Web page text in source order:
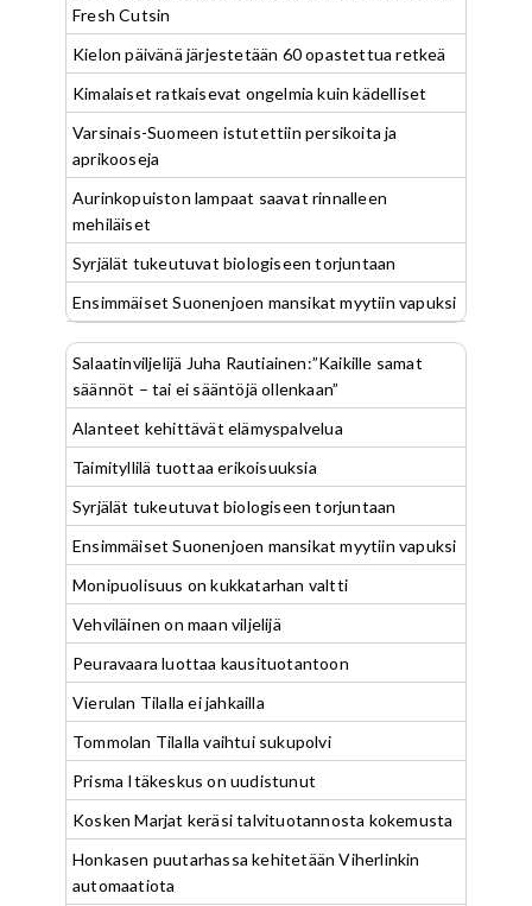
Fresh Cutsin
Kielon päivänä järjestetään 60 opastettua retkeä
Kimalaiset ratkaisevat ongelmia kuin kädelliset
Varsinais-Suomeen istutettiin persikoita ja
aprikooseja
Aurinkopuiston lampaat saavat rinnalleen
mehiläiset
Syrjälät tukeutuvat biologiseen torjuntaan
Ensimmäiset Suonenjoen mansikat myytiin vapuksi
Salaatinviljelijä Juha Rautiainen:”Kaikille samat
säännöt – tai ei sääntöjä ollenkaan”
Alanteet kehittävät elämyspalvelua
Taimityllilä tuottaa erikoisuuksia
Syrjälät tukeutuvat biologiseen torjuntaan
Ensimmäiset Suonenjoen mansikat myytiin vapuksi
Monipuolisuus on kukkatarhan valtti
Vehviläinen on maan viljelijä
Peuravaara luottaa kausituotantoon
Vierulan Tilalla ei jahkailla
Tommolan Tilalla vaihtui sukupolvi
Prisma Itäkeskus on uudistunut
Kosken Marjat keräsi talvituotannosta kokemusta
Honkasen puutarhassa kehitetään Viherlinkin
automaatiota